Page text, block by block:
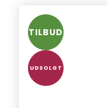
TILBUD
UDSOLGT